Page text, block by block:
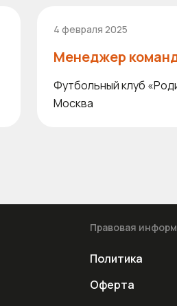
4 февраля 2025
Менеджер
Футбольный клуб
Москва
Правовая
Политика
Оферта